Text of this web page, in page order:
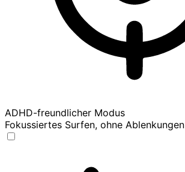
ADHD-freundlicher Modus
Fokussiertes Surfen, ohne Ablenkungen